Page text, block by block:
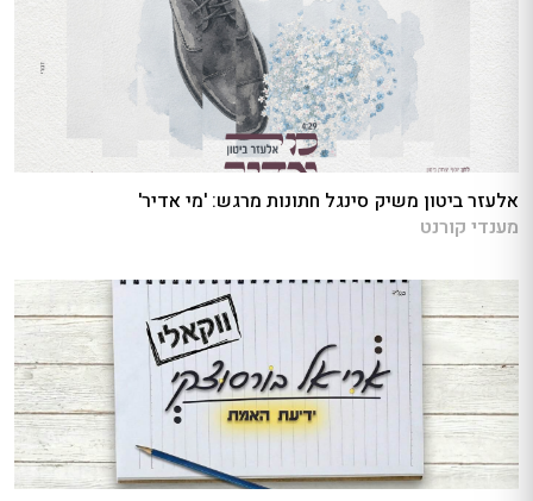
אלעזר ביטון משיק סינגל חתונות מרגש: 'מי אדיר'
מענדי קורנט